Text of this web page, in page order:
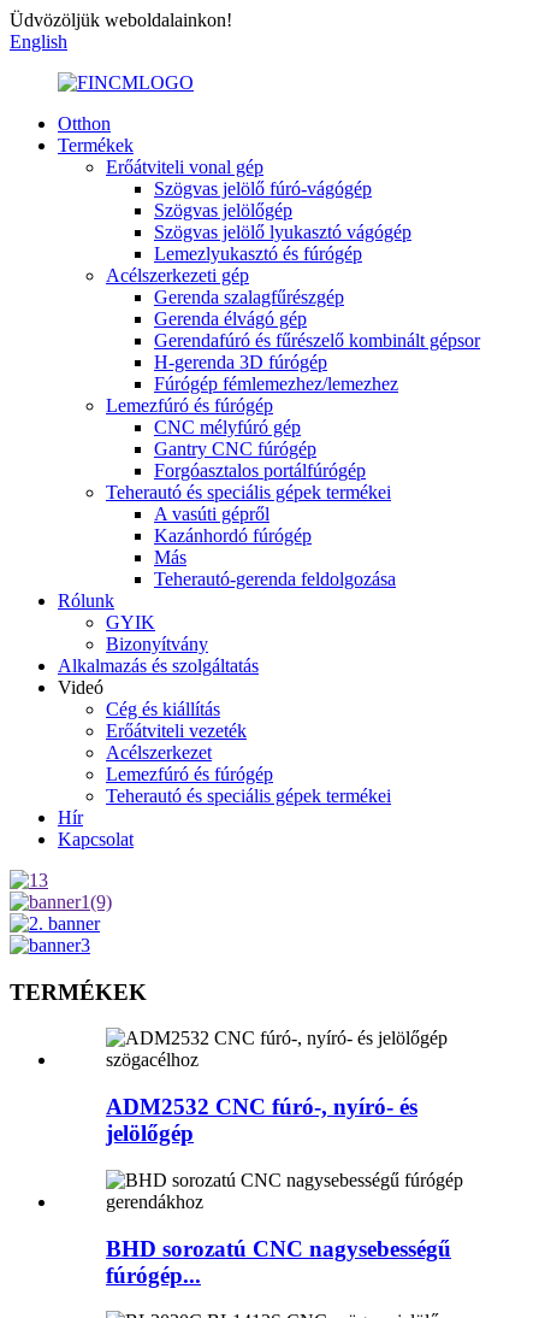
Üdvözöljük weboldalainkon!
English
Otthon
Termékek
Erőátviteli vonal gép
Szögvas jelölő fúró-vágógép
Szögvas jelölőgép
Szögvas jelölő lyukasztó vágógép
Lemezlyukasztó és fúrógép
Acélszerkezeti gép
Gerenda szalagfűrészgép
Gerenda élvágó gép
Gerendafúró és fűrészelő kombinált gépsor
H-gerenda 3D fúrógép
Fúrógép fémlemezhez/lemezhez
Lemezfúró és fúrógép
CNC mélyfúró gép
Gantry CNC fúrógép
Forgóasztalos portálfúrógép
Teherautó és speciális gépek termékei
A vasúti gépről
Kazánhordó fúrógép
Más
Teherautó-gerenda feldolgozása
Rólunk
GYIK
Bizonyítvány
Alkalmazás és szolgáltatás
Videó
Cég és kiállítás
Erőátviteli vezeték
Acélszerkezet
Lemezfúró és fúrógép
Teherautó és speciális gépek termékei
Hír
Kapcsolat
TERMÉKEK
ADM2532 CNC fúró-, nyíró- és
jelölőgép
BHD sorozatú CNC nagysebességű
fúrógép...